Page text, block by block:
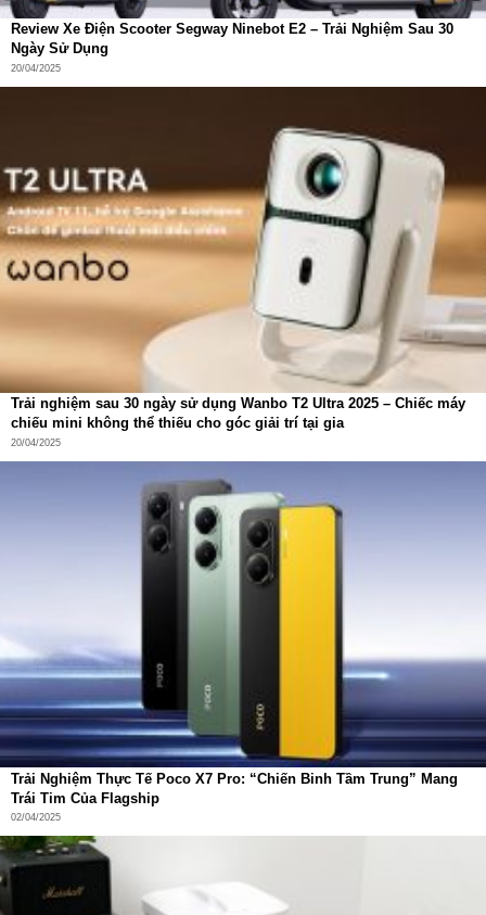
lực nước mạnh kết hợp xoay tốc độ cao để cuốn trôi hoàn
toàn cặn bẩn, xơ vải và nấm mốc bám trên lồng. Điều này
ngăn ngừa lây nhiễm chéo và giữ cho quần áo luôn được
Việc duy trì lồng giặt sạch sẽ còn giúp tăng tuổi thọ máy và
Review Xe Điện Scooter Segway Ninebot E2 – Trải Nghiệm Sau 30
Ngày Sử Dụng
20/04/2025
Trải nghiệm sau 30 ngày sử dụng Wanbo T2 Ultra 2025 – Chiếc máy
chiếu mini không thể thiếu cho góc giải trí tại gia
20/04/2025
Trải Nghiệm Thực Tế Poco X7 Pro: “Chiến Binh Tầm Trung” Mang
Trái Tim Của Flagship
02/04/2025